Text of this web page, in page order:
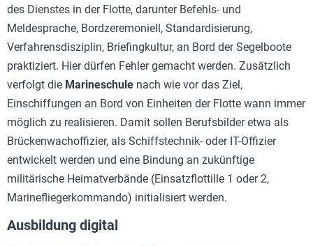
des Dienstes in der Flotte, darunter Befehls- und
Meldesprache, Bordzeremoniell, Standardisierung,
Verfahrensdisziplin, Briefingkultur, an Bord der Segelboote
praktiziert. Hier dürfen Fehler gemacht werden. Zusätzlich
verfolgt die Marineschule nach wie vor das Ziel,
Einschiffungen an Bord von Einheiten der Flotte wann immer
möglich zu realisieren. Damit sollen Berufsbilder etwa als
Brückenwachoffizier, als Schiffstechnik- oder IT-Offizier
entwickelt werden und eine Bindung an zukünftige
militärische Heimatverbände (Einsatzflottille 1 oder 2,
Marinefliegerkommando) initialisiert werden.
Ausbildung digital